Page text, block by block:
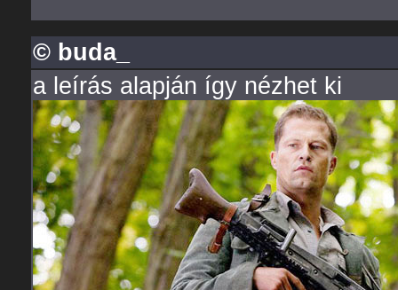
© buda_
a leírás alapján így nézhet ki